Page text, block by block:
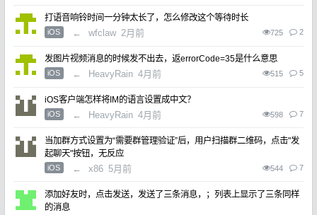
打语音响铃时间一分钟太长了，怎么修改这个等待时长
iOS ← wfclaw 2月前 725 2
发图片视频消息的时候发不出去，返errorCode=35是什么意思
iOS ← HeavyRain 4月前 515 5
iOS客户端怎样将IM的语言设置成中文？
iOS ← HeavyRain 4月前 598 7
当加群方式设置为“需要群管理验证”后，用户扫描群二维码，点击"发
起聊天"按钮，无反应
iOS ← x86 5月前 544 7
添加好友时，点击发送，发送了三条消息，；列表上显示了三条同样
的消息